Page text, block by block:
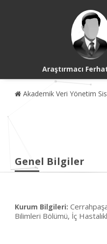
Araştırmacı
Akademik Veri Yönetim
Genel Bilgiler
Kurum Bilgileri:
Bilimleri Bölümü, İç